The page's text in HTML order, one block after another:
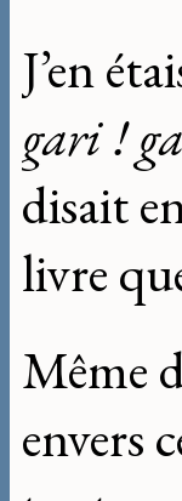
J’en
gari !
disait
livre
Même
envers